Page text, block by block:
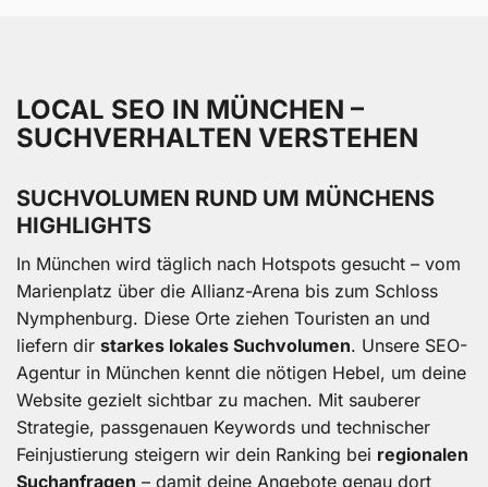
LOCAL SEO IN MÜNCHEN –
SUCHVERHALTEN VERSTEHEN
SUCHVOLUMEN RUND UM MÜNCHENS
HIGHLIGHTS
In München wird täglich nach Hotspots gesucht – vom
Marienplatz über die Allianz-Arena bis zum Schloss
Nymphenburg. Diese Orte ziehen Touristen an und
liefern dir starkes lokales Suchvolumen. Unsere SEO-
Agentur in München kennt die nötigen Hebel, um deine
Website gezielt sichtbar zu machen. Mit sauberer
Strategie, passgenauen Keywords und technischer
Feinjustierung steigern wir dein Ranking bei regionalen
Suchanfragen – damit deine Angebote genau dort